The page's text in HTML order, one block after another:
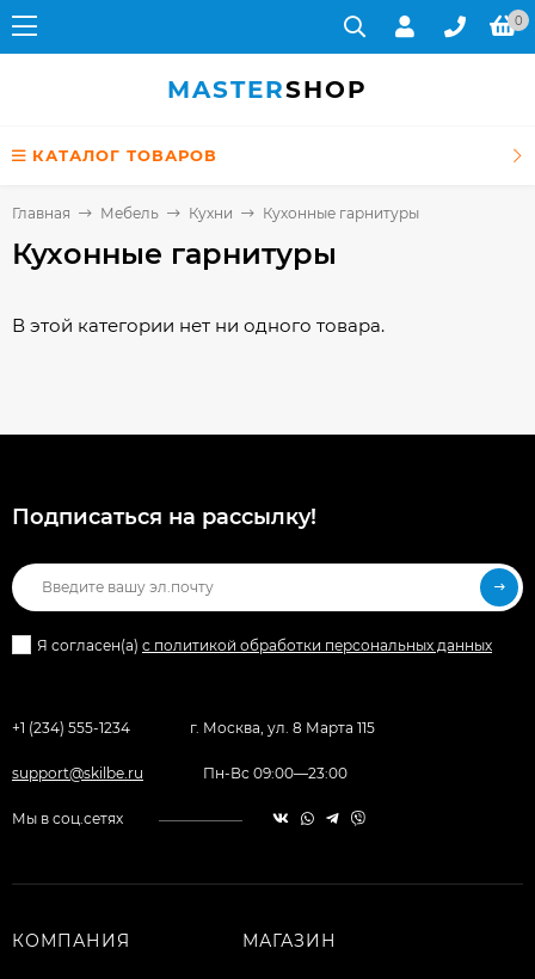
0
MASTERSHOP
КАТАЛОГ ТОВАРОВ
Главная Мебель Кухни Кухонные гарнитуры
Кухонные гарнитуры
В этой категории нет ни одного товара.
Подписаться на рассылкy!
Я согласен(a) с политикой обработки персональных данных
+1 (234) 555-1234 г. Москва, ул. 8 Марта 115
support@skilbe.ru Пн-Вс 09:00—23:00
Мы в соц.сетях
КОМПАНИЯ МАГАЗИН